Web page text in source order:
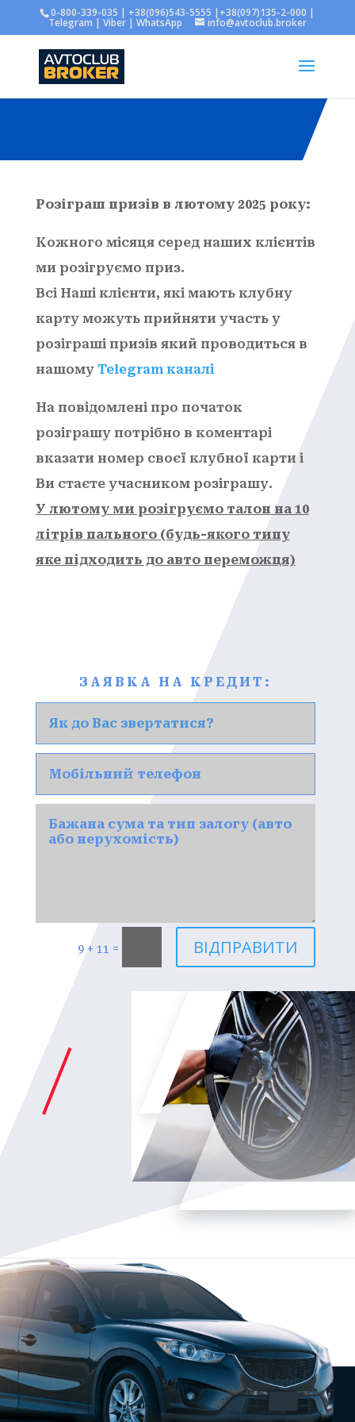
0-800-339-035 | +38(096)543-5555 |+38(097)135-2-000 |
Telegram | Viber | WhatsApp info@avtoclub.broker
Розіграш призів в лютому 2025 року:
Кожного місяця серед наших клієнтів
ми розігруємо приз.
Всі Наші клієнти, які мають клубну
карту можуть прийняти участь у
розіграші призів який проводиться в
нашому Telegram каналі
На повідомлені про початок
розіграшу потрібно в коментарі
вказати номер своєї клубної карти і
Ви стаєте учасником розіграшу.
У лютому ми розігруємо талон на 10
літрів пального (будь-якого типу
яке підходить до авто переможця)
ЗАЯВКА НА КРЕДИТ:
9 + 11 = ВІДПРАВИТИ